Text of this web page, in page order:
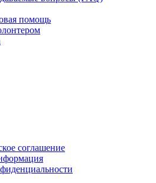
помощь
соглашение